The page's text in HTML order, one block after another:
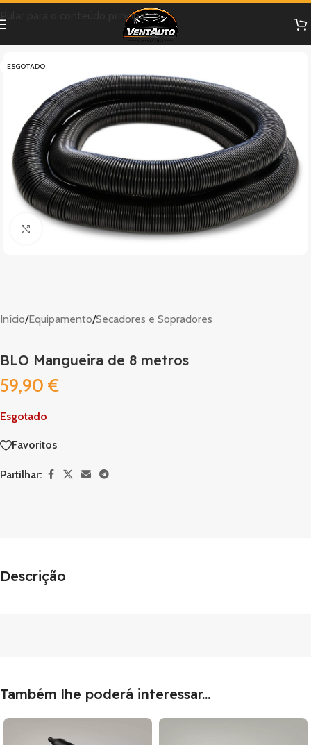
Pular para o conteúdo principal
ESGOTADO
Clique para ampliar
Início/Equipamento/Secadores e Sopradores
BLO Mangueira de 8 metros
59,90 €
Esgotado
Favoritos
Partilhar:
Descrição
Também lhe poderá interessar...